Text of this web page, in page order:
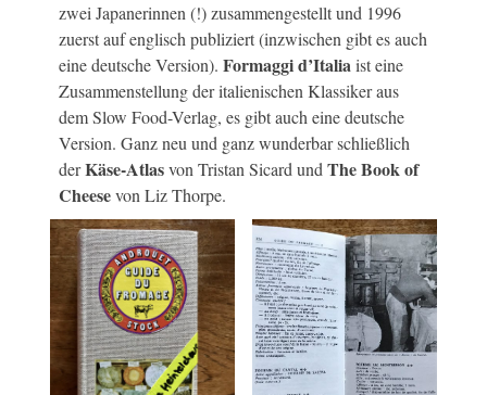
zwei Japanerinnen (!) zusammengestellt und 1996
zuerst auf englisch publiziert (inzwischen gibt es auch
eine deutsche Version). Formaggi d’Italiaist eine
Zusammenstellung der italienischen Klassiker aus
dem Slow Food-Verlag, es gibt auch eine deutsche
Version. Ganz neu und ganz wunderbar schließlich
derKäse-Atlasvon Tristan Sicard undThe Book of
Cheesevon Liz Thorpe.